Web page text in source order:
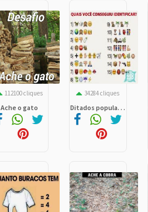
112100 cliques
Ache o gato
34284 cliques
Ditados popula. . .